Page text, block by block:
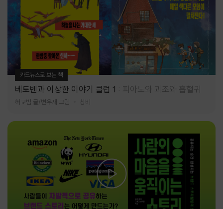
카드뉴스로 보는 책
베토벤과 이상한 이야기 클럽 1 피아노와 괴조와 흡혈귀
허교범 글/변우재 그림 창비